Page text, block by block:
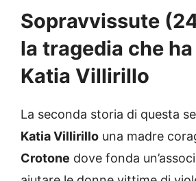
Sopravvissute
la tragedia che
Katia Villirillo
La seconda storia di questa
Katia Villirillo una madre
Crotone dove fonda